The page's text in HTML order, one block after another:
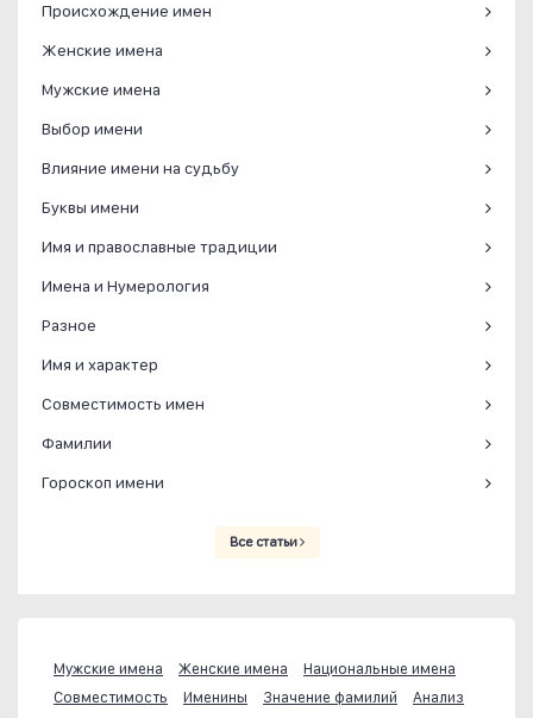
Происхождение имен
Женские имена
Мужские имена
Выбор имени
Влияние имени на судьбу
Буквы имени
Имя и православные традиции
Имена и Нумерология
Разное
Имя и характер
Совместимость имен
Фамилии
Гороскоп имени
Все статьи
Мужские имена Женские имена
Национальные имена
Совместимость
Именины Значение фамилий
Анализ